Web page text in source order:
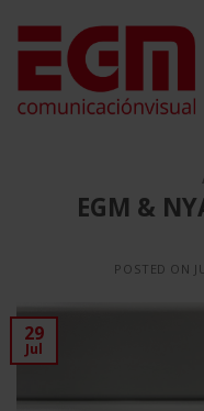
contenido
EGM &
POSTED ON
29
Jul